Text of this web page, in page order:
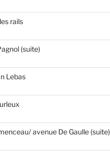
rails
(suite)
Lebas
avenue De Gaulle (suite)